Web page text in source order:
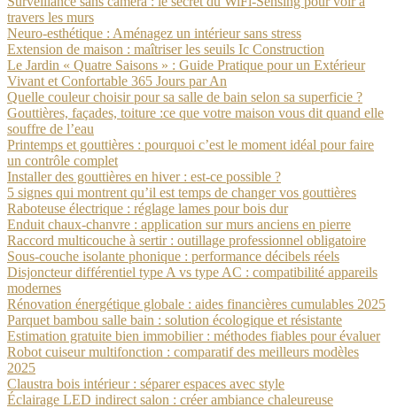
travers les murs
Neuro-esthétique : Aménagez un intérieur sans stress
Extension de maison : maîtriser les seuils Ic Construction
Le Jardin « Quatre Saisons » : Guide Pratique pour un Extérieur
Vivant et Confortable 365 Jours par An
Quelle couleur choisir pour sa salle de bain selon sa superficie ?
Gouttières, façades, toiture :ce que votre maison vous dit quand elle
souffre de l’eau
Printemps et gouttières : pourquoi c’est le moment idéal pour faire
un contrôle complet
Installer des gouttières en hiver : est-ce possible ?
5 signes qui montrent qu’il est temps de changer vos gouttières
Raboteuse électrique : réglage lames pour bois dur
Enduit chaux-chanvre : application sur murs anciens en pierre
Raccord multicouche à sertir : outillage professionnel obligatoire
Sous-couche isolante phonique : performance décibels réels
Disjoncteur différentiel type A vs type AC : compatibilité appareils
modernes
Rénovation énergétique globale : aides financières cumulables 2025
Parquet bambou salle bain : solution écologique et résistante
Estimation gratuite bien immobilier : méthodes fiables pour évaluer
Robot cuiseur multifonction : comparatif des meilleurs modèles
2025
Claustra bois intérieur : séparer espaces avec style
Éclairage LED indirect salon : créer ambiance chaleureuse